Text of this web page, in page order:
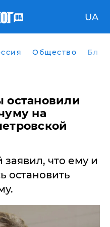
UA
Общество
на
что ему и
остановить